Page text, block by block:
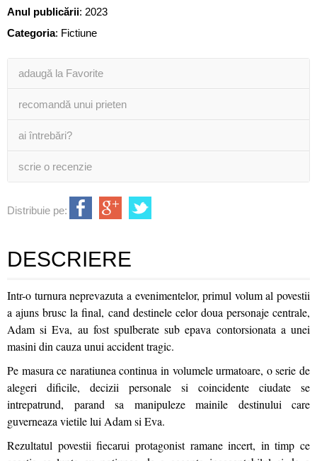
Anul publicării: 2023
Categoria: Fictiune
adaugă la Favorite
recomandă unui prieten
ai întrebări?
scrie o recenzie
Distribuie pe:
DESCRIERE
Intr-o turnura neprevazuta a evenimentelor, primul volum al povestii
a ajuns brusc la final, cand destinele celor doua personaje centrale,
Adam si Eva, au fost spulberate sub epava contorsionata a unei
masini din cauza unui accident tragic.
Pe masura ce naratiunea continua in volumele urmatoare, o serie de
alegeri dificile, decizii personale si coincidente ciudate se
intrepatrund, parand sa manipuleze mainile destinului care
guverneaza vietile lui Adam si Eva.
Rezultatul povestii fiecarui protagonist ramane incert, in timp ce